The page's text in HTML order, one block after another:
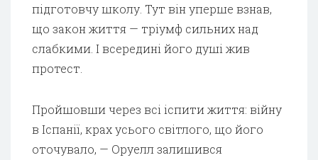
підготовчу школу. Тут він уперше взнав,
що закон життя — тріумф сильних над
слабкими. І всередині його душі жив
протест.
Пройшовши через всі іспити життя: війну
в Іспанії, крах усього світлого, що його
оточувало, — Оруелл залишився